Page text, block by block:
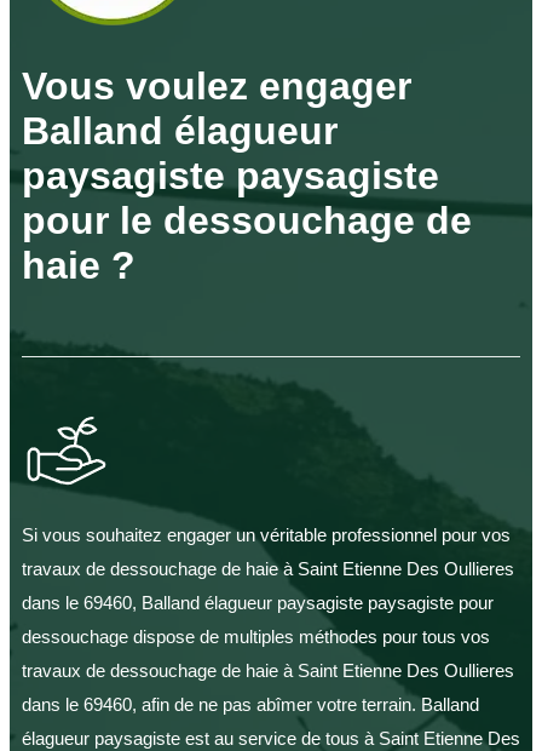
Vous voulez engager
Balland élagueur
paysagiste paysagiste
pour le dessouchage de
haie ?
Si vous souhaitez engager un véritable professionnel pour vos
travaux de dessouchage de haie à Saint Etienne Des Oullieres
dans le 69460, Balland élagueur paysagiste paysagiste pour
dessouchage dispose de multiples méthodes pour tous vos
travaux de dessouchage de haie à Saint Etienne Des Oullieres
dans le 69460, afin de ne pas abîmer votre terrain. Balland
élagueur paysagiste est au service de tous à Saint Etienne Des